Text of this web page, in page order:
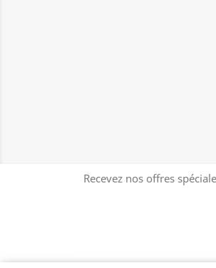
Recevez nos offres